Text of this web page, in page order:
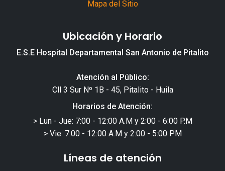
Mapa del Sitio
Ubicación y Horario
E.S.E Hospital Departamental San Antonio de Pitalito
Atención al Público:
Cll 3 Sur Nº 1B - 45, Pitalito - Huila
Horarios de Atención:
> Lun - Jue: 7:00 - 12:00 A.M y 2:00 - 6:00 P.M
> Vie: 7:00 - 12:00 A.M y 2:00 - 5:00 P.M
Líneas de atención